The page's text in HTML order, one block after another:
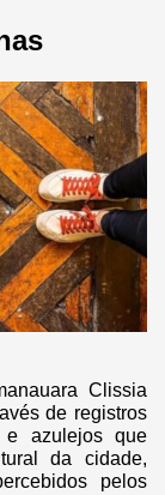
Clissia
de registros
azulejos que
da cidade,
pelos